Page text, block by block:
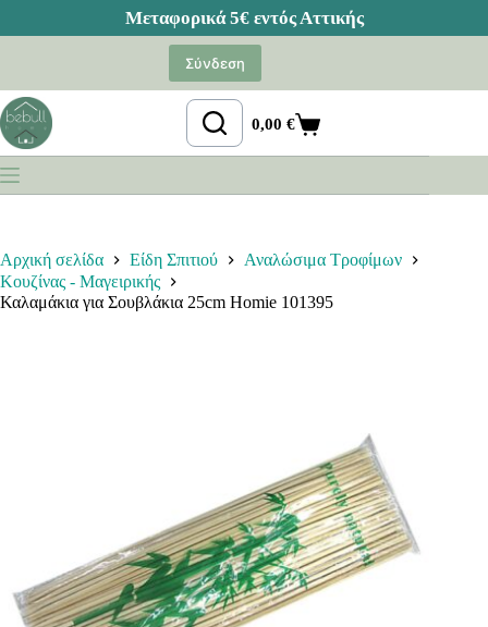
Σύνδεση
Καλάθι
Αγορών
0,00€
Αρχική σελίδα Είδη Σπιτιού
Αναλώσιμα Τροφίμων
Κουζίνας - Μαγειρικής
Καλαμάκια για Σουβλάκια 25cm Homie 101395